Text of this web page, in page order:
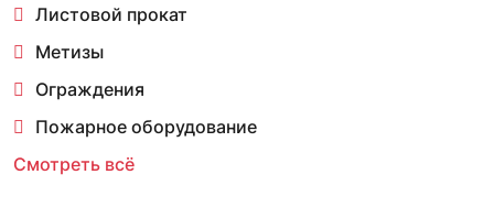
Листовой прокат
Метизы
Ограждения
Пожарное оборудование
Смотреть всё